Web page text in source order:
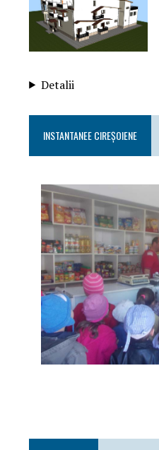
Detalii
INSTANTANEE CIREȘOIENE